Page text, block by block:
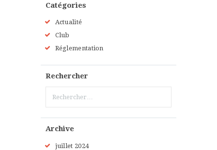
Catégories
Actualité
Club
Réglementation
Rechercher
Archive
juillet 2024